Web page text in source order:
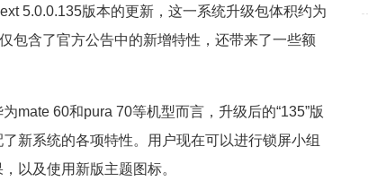
5.0.0.135版本的更新，这一系统升级包体积约为
包含了官方公告中的新增特性，还带来了一些额
mate 60和pura 70等机型而言，升级后的“135”版
新系统的各项特性。用户现在可以进行锁屏小组
以及使用新版主题图标。